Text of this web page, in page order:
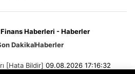
Haberleri - Haberler
DakikaHaberler
[Hata Bildir] 09.08.2026 17:16:32